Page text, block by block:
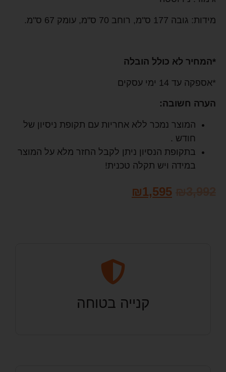
מידות: גובה 177 ס"מ, רוחב 70 ס"מ, עומק 67 ס"מ.
*המחיר לא כולל הובלה
*אספקה עד 14 ימי עסקים
הערה חשובה:
המוצר נמכר ללא אחריות עם תקופת ניסיון של
חודש .
בתקופת הנסיון ניתן לקבל החזר מלא על המוצר
במידה ויש תקלה טכנית!
₪1,595
קנייה בטוחה